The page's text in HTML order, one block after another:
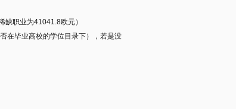
职业为41041.8欧元）
在毕业高校的学位目录下），若是没